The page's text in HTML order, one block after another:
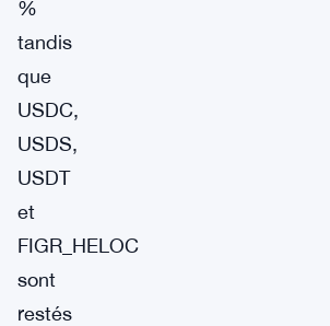
%
tandis
que
USDC,
USDS,
USDT
et
FIGR_HELOC
sont
restés